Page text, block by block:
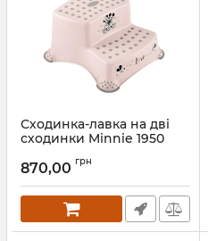
Сходинка-лавка на дві
сходинки Minnie 1950
870,00 грн